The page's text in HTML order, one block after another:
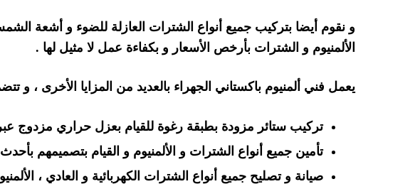
و نقوم أيضا بتركيب جميع أنواع الشترات العازلة للضوء و أشعة
الألمنيوم و الشترات بأرخص الأسعار و بكفاءة عمل لا مثيل لها .
يعمل فني ألمنيوم باكستاني الجهراء بالعديد من المزايا الأخرى ، و
تركيب ستائر مزودة بطبقة رغوة للقيام بعزل حراري مزدوج
تأمين جميع أنواع الشترات و الألمنيوم و القيام بتصميمهم
صيانة و تصليح جميع أنواع الشترات الكهربائية و العادي ،